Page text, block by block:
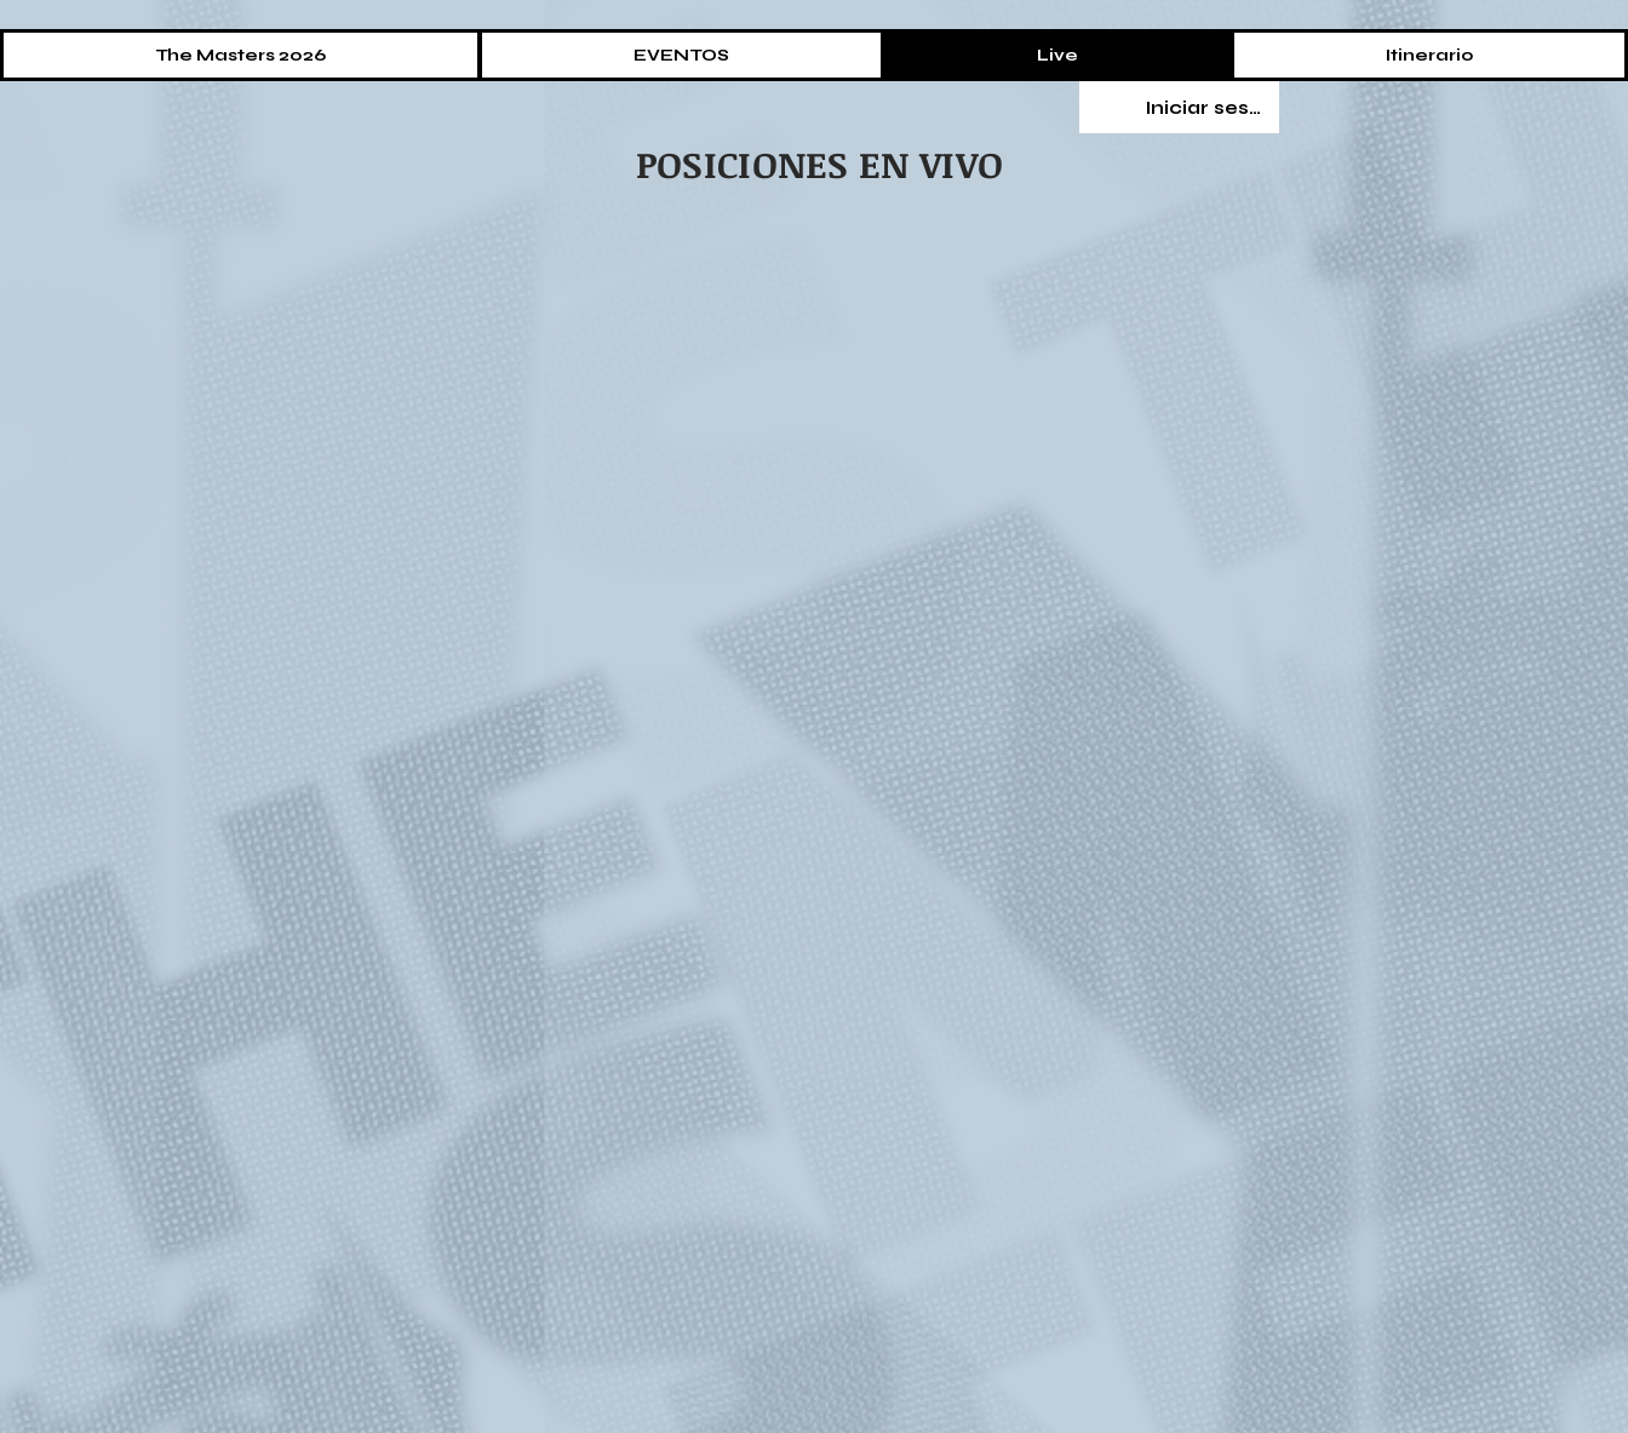
The Masters 2026 EVENTOS Live Itinerario
Iniciar sesión
POSICIONES EN VIVO